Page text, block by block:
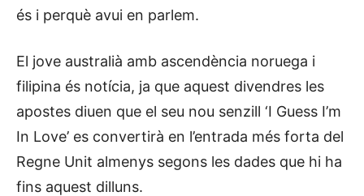
és i perquè avui en parlem.
El jove australià amb ascendència noruega i
filipina és notícia, ja que aquest divendres les
apostes diuen que el seu nou senzill ‘I Guess I’m
In Love’ es convertirà en l’entrada més forta del
Regne Unit almenys segons les dades que hi ha
fins aquest dilluns.